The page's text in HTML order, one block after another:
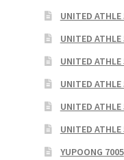
UNITED
UNITED
UNITED
UNITED
UNITED
UNITED
YUPOONG 7005